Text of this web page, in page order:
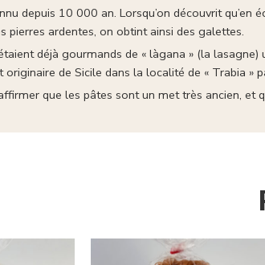
depuis 10 000 an. Lorsqu’on découvrit
pierres ardentes, on obtint ainsi des galettes.
déjà gourmands de « làgana » (la
originaire de Sicile dans la localité de « Trabia
que les pâtes sont un met très ancien, et